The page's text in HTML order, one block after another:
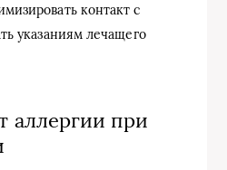
контакт с
указаниям лечащего
аллергии при